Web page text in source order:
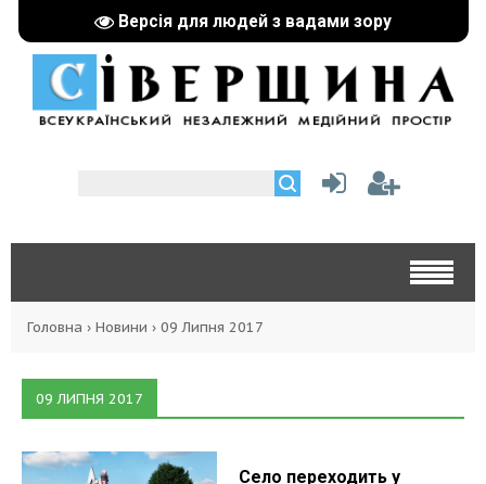
Версія для людей з вадами зору
Головна › Новини › 09 Липня 2017
09 ЛИПНЯ 2017
Село переходить у